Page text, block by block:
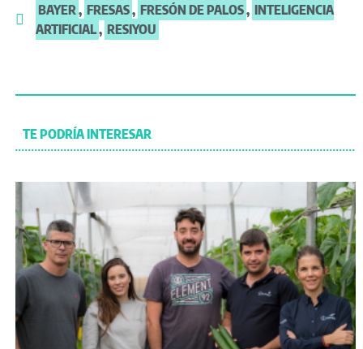
BAYER, FRESAS, FRESÓN DE PALOS, INTELIGENCIA
ARTIFICIAL, RESIYOU
TE PODRÍA INTERESAR